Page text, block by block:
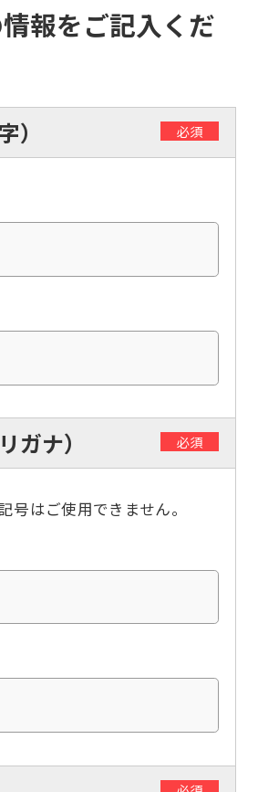
報をご記入くだ
） 必須
ガナ） 必須
号はご使用できません。